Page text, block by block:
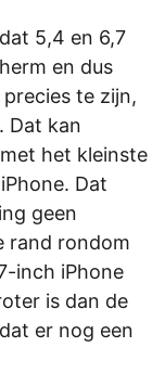
5,4 en 6,7
en dus
te zijn,
Dat kan
het kleinste
Dat
geen
rand rondom
inch iPhone
is dan de
er nog een